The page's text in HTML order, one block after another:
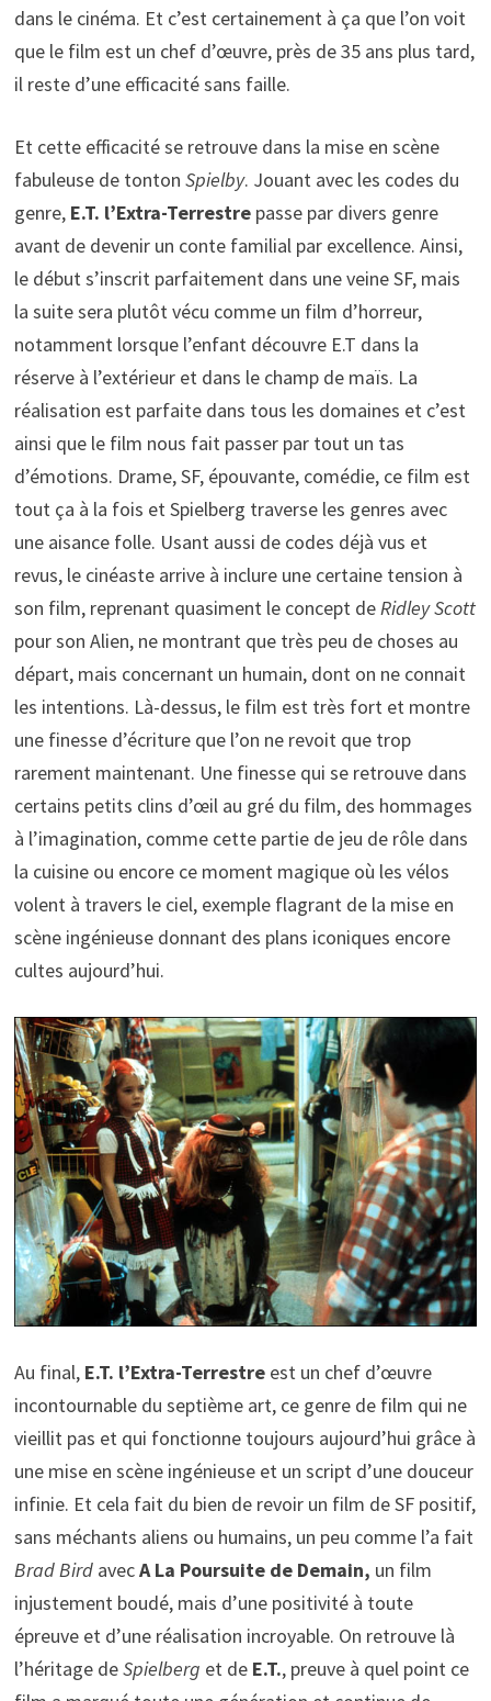
dans le cinéma. Et c’est certainement à ça que l’on voit
que le film est un chef d’œuvre, près de 35 ans plus tard,
il reste d’une efficacité sans faille.
Et cette efficacité se retrouve dans la mise en scène
fabuleuse de tonton Spielby. Jouant avec les codes du
genre, E.T. l’Extra-Terrestrepasse par divers genre
avant de devenir un conte familial par excellence. Ainsi,
le début s’inscrit parfaitement dans une veine SF, mais
la suite sera plutôt vécu comme un film d’horreur,
notamment lorsque l’enfant découvre E.T dans la
réserve à l’extérieur et dans le champ de maïs. La
réalisation est parfaite dans tous les domaines et c’est
ainsi que le film nous fait passer par tout un tas
d’émotions. Drame, SF, épouvante, comédie, ce film est
tout ça à la fois et Spielberg traverse les genres avec
une aisance folle. Usant aussi de codes déjà vus et
revus, le cinéaste arrive à inclure une certaine tension à
son film, reprenant quasiment le concept deRidley Scott
pour son Alien, ne montrant que très peu de choses au
départ, mais concernant un humain, dont on ne connait
les intentions. Là-dessus, le film est très fort et montre
une finesse d’écriture que l’on ne revoit que trop
rarement maintenant. Une finesse qui se retrouve dans
certains petits clins d’œil au gré du film, des hommages
à l’imagination, comme cette partie de jeu de rôle dans
la cuisine ou encore ce moment magique où les vélos
volent à travers le ciel, exemple flagrant de la mise en
scène ingénieuse donnant des plans iconiques encore
cultes aujourd’hui.
Au final, E.T. l’Extra-Terrestreest un chef d’œuvre
incontournable du septième art, ce genre de film qui ne
vieillit pas et qui fonctionne toujours aujourd’hui grâce à
une mise en scène ingénieuse et un script d’une douceur
infinie. Et cela fait du bien de revoir un film de SF positif,
sans méchants aliens ou humains, un peu comme l’a fait
Brad BirdavecA La Poursuite de Demain, un film
injustement boudé, mais d’une positivité à toute
épreuve et d’une réalisation incroyable. On retrouve là
l’héritage deSpielberg et de E.T., preuve à quel point ce